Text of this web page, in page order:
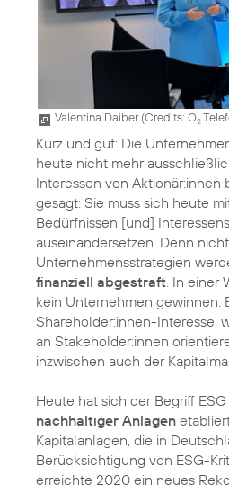
Valentina Daiber (Credits: O2
Kurz und gut: Die
heute nicht mehr
Interessen von Aktionär:innen
gesagt: Sie muss sich heute
Bedürfnissen [und]
auseinandersetzen. Denn
Unternehmensstrategien
finanziell abgestraft. In einer
kein Unternehmen gewinnen.
Shareholder:innen-Interesse,
an Stakeholder:innen
inzwischen auch der
Heute hat sich der Begriff ESG
nachhaltiger Anlagen
Kapitalanlagen, die in
Berücksichtigung von ESG-
erreichte 2020 ein neues